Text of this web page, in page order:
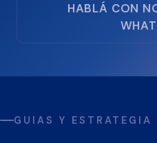
HABLÁ CON
GUIAS Y ESTRATEGIA